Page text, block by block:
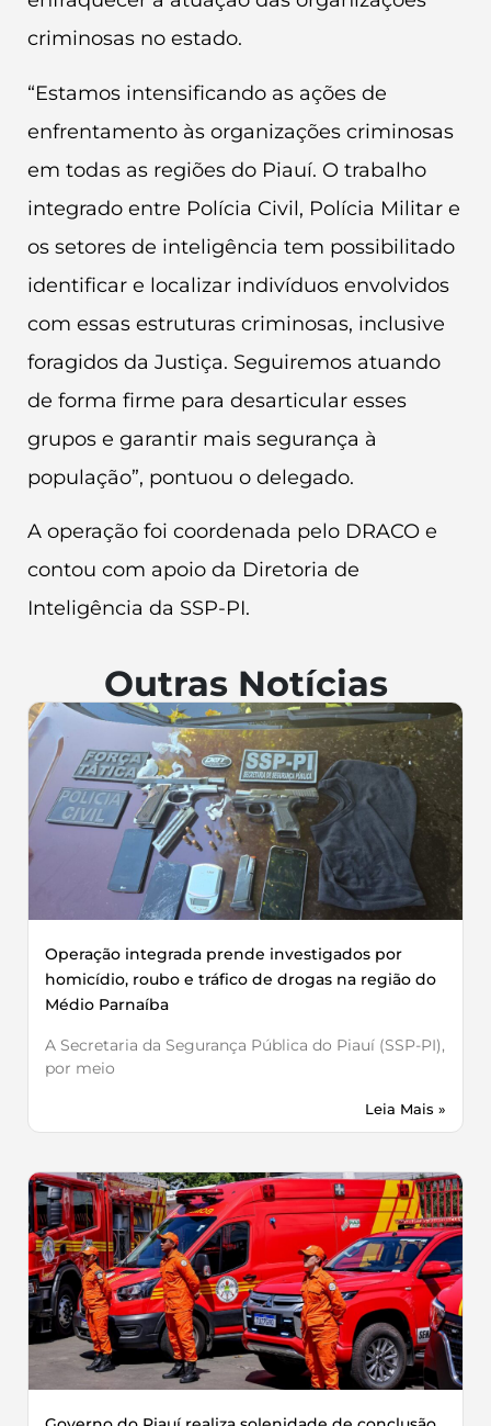
criminosas no estado.
“Estamos intensificando as ações de
enfrentamento às organizações criminosas
em todas as regiões do Piauí. O trabalho
integrado entre Polícia Civil, Polícia Militar e
os setores de inteligência tem possibilitado
identificar e localizar indivíduos envolvidos
com essas estruturas criminosas, inclusive
foragidos da Justiça. Seguiremos atuando
de forma firme para desarticular esses
grupos e garantir mais segurança à
população”, pontuou o delegado.
A operação foi coordenada pelo DRACO e
contou com apoio da Diretoria de
Inteligência da SSP-PI.
Outras Notícias
Operação integrada prende investigados por
homicídio, roubo e tráfico de drogas na região do
Médio Parnaíba
A Secretaria da Segurança Pública do Piauí (SSP-PI),
por meio
Leia Mais »